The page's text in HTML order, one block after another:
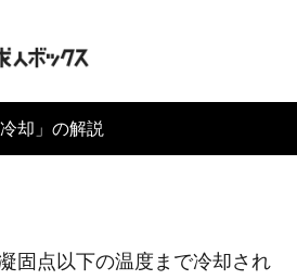
却」の解説
固点以下の温度まで冷却され